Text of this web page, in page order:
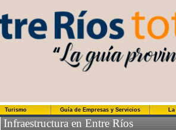
Turismo Guía de Empresas y Servicios
Infraestructura en Entre Ríos